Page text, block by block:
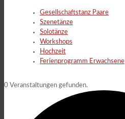
Gesellschaftstanz Paare
Szenetänze
Solotänze
Workshops
Hochzeit
Ferienprogramm Erwachsene
0 Veranstaltungen gefunden.